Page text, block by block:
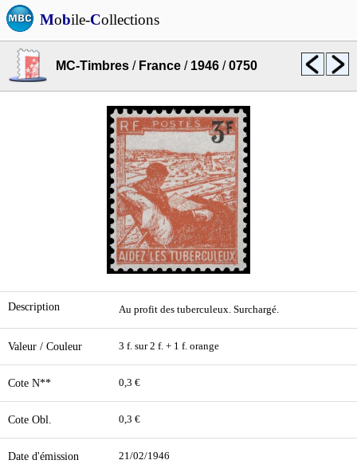
Mobile-Collections
MC-Timbres / France / 1946 /0750
Description Au profit des tuberculeux. Surchargé.
Valeur / Couleur 3 f. sur 2 f. + 1 f. orange
Cote N** 0,3 €
Cote Obl. 0,3 €
Date d'émission 21/02/1946